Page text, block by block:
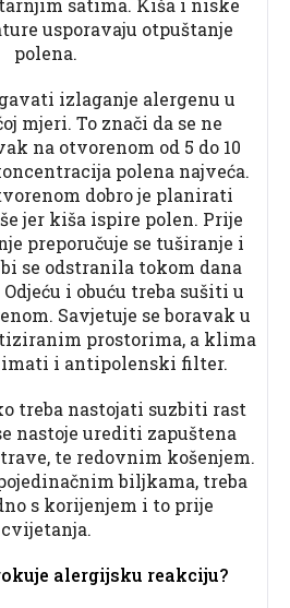
satima. Kiša i niske
usporavaju otpuštanje
polena.
izlaganje alergenu u
mjeri. To znači da se ne
na otvorenom od 5 do 10
polena najveća.
dobro je planirati
jer kiša ispire polen. Prije
preporučuje se tuširanje i
se odstranila tokom dana
i obuću treba sušiti u
Savjetuje se boravak u
prostorima, a klima
imati i antipolenski filter.
treba nastojati suzbiti rast
nastoje urediti zapuštena
te redovnim košenjem.
biljkama, treba
s korijenjem i to prije
cvijetanja.
alergijsku reakciju?